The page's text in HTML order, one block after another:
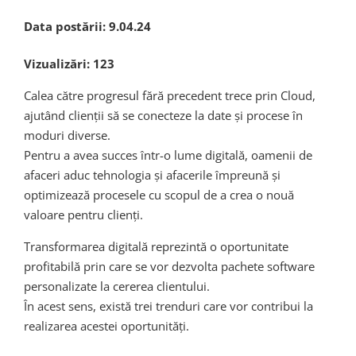
Data postării: 9.04.24
Vizualizări: 123
Calea către progresul fără precedent trece prin Cloud,
ajutând clienții să se conecteze la date și procese în
moduri diverse.
Pentru a avea succes într-o lume digitală, oamenii de
afaceri aduc tehnologia și afacerile împreună și
optimizează procesele cu scopul de a crea o nouă
valoare pentru clienți.
Transformarea digitală reprezintă o oportunitate
profitabilă prin care se vor dezvolta pachete software
personalizate la cererea clientului.
În acest sens, există trei trenduri care vor contribui la
realizarea acestei oportunități.